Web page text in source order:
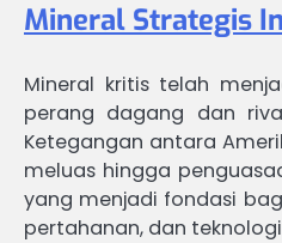
Mineral Strategis
Mineral kritis telah
perang dagang dan
Ketegangan antara
meluas hingga
yang menjadi fondasi
pertahanan, dan